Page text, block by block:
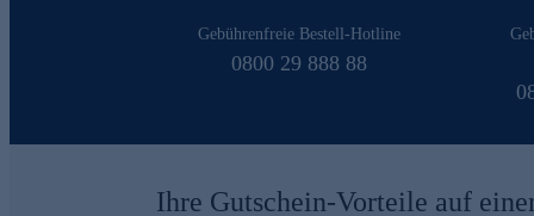
Gebührenfreie Bestell-Hotline
0800 29 888 88
Ihre Gutschein-Vorteile auf